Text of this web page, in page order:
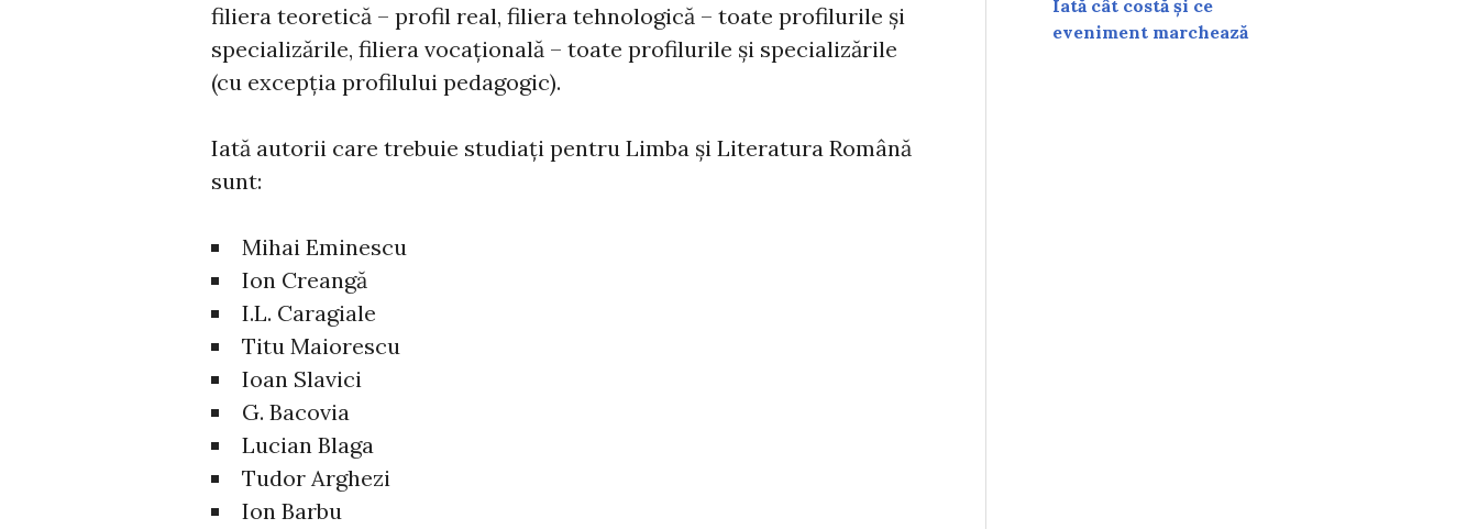
filiera teoretică – profil real, filiera tehnologică – toate profilurile şi
specializările, filiera vocaţională – toate profilurile şi specializările
(cu excepția profilului pedagogic).
Iată autorii care trebuie studiați pentru Limba și Literatura Română
sunt:
Mihai Eminescu
Ion Creangă
I.L. Caragiale
Titu Maiorescu
Ioan Slavici
G. Bacovia
Lucian Blaga
Tudor Arghezi
Ion Barbu
Iată cât costă și ce
eveniment marchează